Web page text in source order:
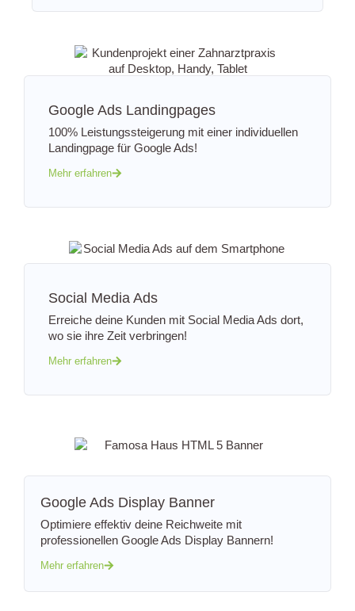
Google Ads Landingpages
100% Leistungssteigerung mit einer individuellen
Landingpage für Google Ads!
Mehr erfahren
Social Media Ads
Erreiche deine Kunden mit Social Media Ads dort,
wo sie ihre Zeit verbringen!
Mehr erfahren
Google Ads Display Banner
Optimiere effektiv deine Reichweite mit
professionellen Google Ads Display Bannern!
Mehr erfahren